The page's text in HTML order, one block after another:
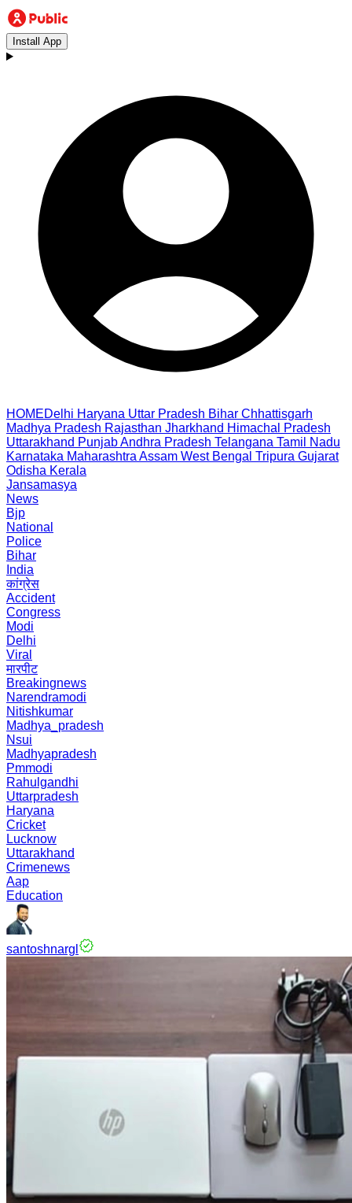
Install App
HOMEDelhi Haryana Uttar Pradesh Bihar Chhattisgarh
Madhya Pradesh Rajasthan Jharkhand Himachal Pradesh
Uttarakhand PunjabAndhra Pradesh Telangana Tamil Nadu
Karnataka Maharashtra Assam West Bengal Tripura Gujarat
Odisha Kerala
Jansamasya
News
Bjp
National
Police
Bihar
India
कांग्रेस
Accident
Congress
Modi
Delhi
Viral
मारपीट
Breakingnews
Narendramodi
Nitishkumar
Madhya_pradesh
Nsui
Madhyapradesh
Pmmodi
Rahulgandhi
Uttarpradesh
Haryana
Cricket
Lucknow
Uttarakhand
Crimenews
Aap
Education
santoshnargl